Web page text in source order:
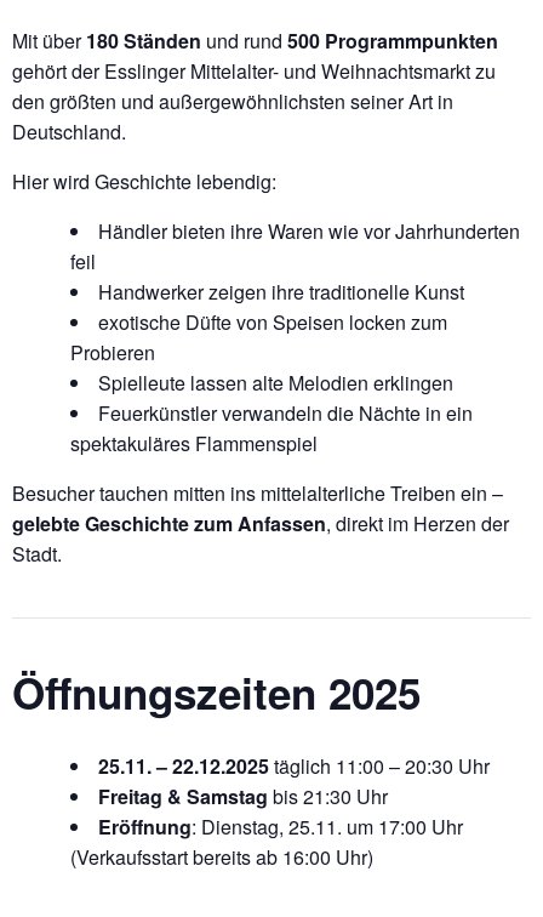
Mit über180 Ständen und rund 500 Programmpunkten
gehört der Esslinger Mittelalter- und Weihnachtsmarkt zu
den größten und außergewöhnlichsten seiner Art in
Deutschland.
Hier wird Geschichte lebendig:
Händler bieten ihre Waren wie vor Jahrhunderten
feil
Handwerker zeigen ihre traditionelle Kunst
exotische Düfte von Speisen locken zum
Probieren
Spielleute lassen alte Melodien erklingen
Feuerkünstler verwandeln die Nächte in ein
spektakuläres Flammenspiel
Besucher tauchen mitten ins mittelalterliche Treiben ein –
gelebte Geschichte zum Anfassen, direkt im Herzen der
Stadt.
Öffnungszeiten 2025
25.11. – 22.12.2025täglich 11:00 – 20:30 Uhr
Freitag & Samstag bis 21:30 Uhr
Eröffnung: Dienstag, 25.11. um 17:00 Uhr
(Verkaufsstart bereits ab 16:00 Uhr)